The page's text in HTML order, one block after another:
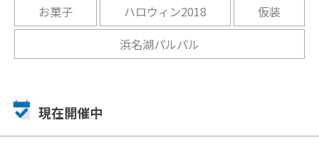
お菓子 ハロウィン2018
仮装
浜名湖パルパル
現在開催中